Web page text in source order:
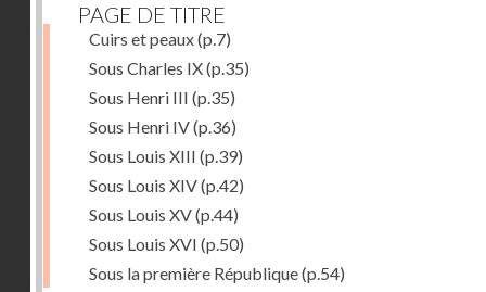
PAGE DE TITRE
Cuirs et peaux(p.7)
Sous Charles IX(p.35)
Sous Henri III (p.35)
Sous Henri IV(p.36)
Sous Louis XIII (p.39)
Sous Louis XIV(p.42)
Sous Louis XV(p.44)
Sous Louis XVI (p.50)
Sous la première République(p.54)